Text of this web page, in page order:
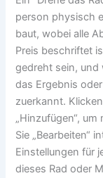
person physisch
baut, wobei alle
Preis beschriftet
gedreht sein, und
das Ergebnis
zuerkannt.
„Hinzufügen“,
Sie „Bearbeiten“
Einstellungen für
dieses Rad oder